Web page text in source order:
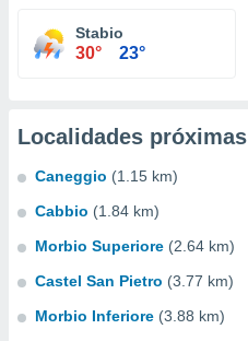
Stabio
30° 23°
Localidades próximas
Caneggio (1.15 km)
Cabbio (1.84 km)
Morbio Superiore (2.64 km)
Castel San Pietro (3.77 km)
Morbio Inferiore (3.88 km)